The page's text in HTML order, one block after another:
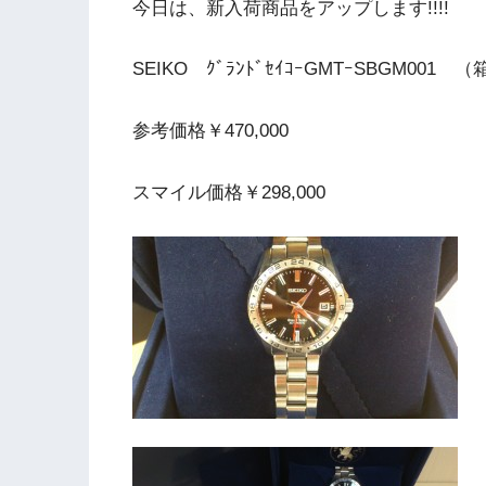
今日は、新入荷商品をアップします!!!!
SEIKO ｸﾞﾗﾝﾄﾞｾｲｺｰGMTｰSBGM001 （箱
参考価格￥470,000
スマイル価格￥298,000